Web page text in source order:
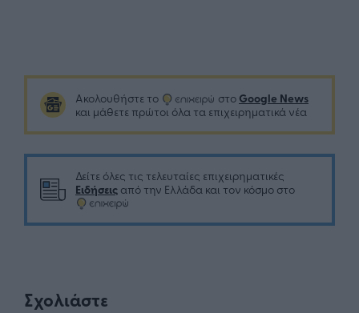
Ακολουθήστε το στο Google News
και μάθετε πρώτοι όλα τα επιχειρηματικά νέα
Δείτε όλες τις τελευταίες επιχειρηματικές
Ειδήσεις από την Ελλάδα και τον κόσμο στο
Σχολιάστε